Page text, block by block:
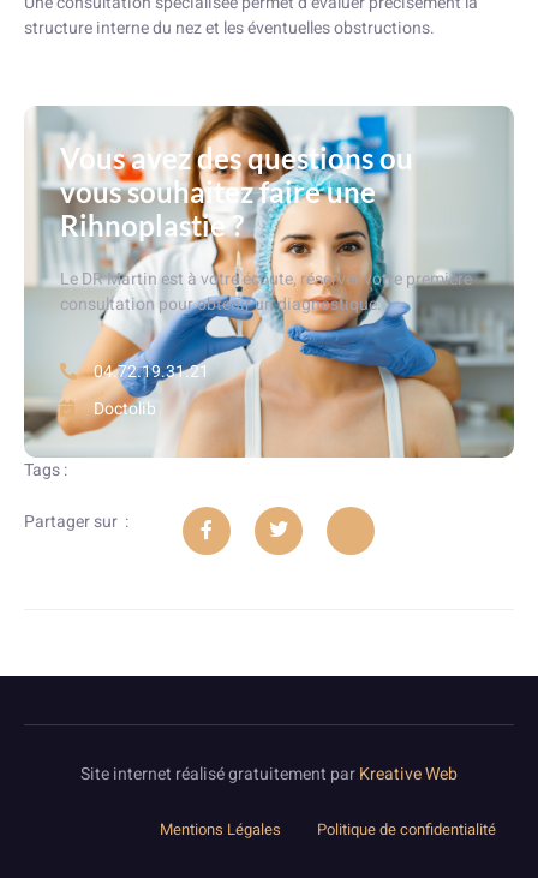
structure interne du nez et les éventuelles obstructions.
Vous avez des questions ou
vous souhaitez faire une
Rihnoplastie ?
Le DR Martin est à votre écoute, réserver votre première
consultation pour obtenir un diagnostique.
04.72.19.31.21
Doctolib
Tags :
Partager sur :
Site internet réalisé gratuitement parKreative Web
Mentions Légales Politique de confidentialité